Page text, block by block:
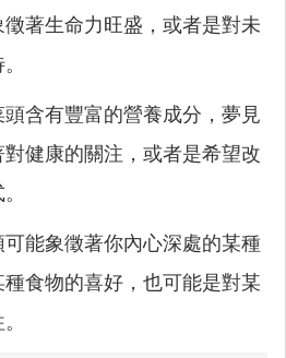
著生命力旺盛，或者是對未
頭含有豐富的營養成分，夢見
健康的關注，或者是希望改
可能象徵著你內心深處的某種
食物的喜好，也可能是對某